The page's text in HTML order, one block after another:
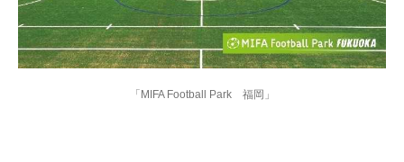
「MIFA Football Park 福岡」